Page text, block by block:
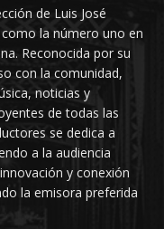
de Luis José
la número uno en
Reconocida por su
con la comunidad,
noticias y
de todas las
se dedica a
a la audiencia
y conexión
la emisora preferida